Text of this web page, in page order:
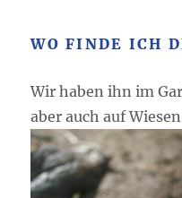
WO FINDE ICH
Wir haben ihn im
aber auch auf